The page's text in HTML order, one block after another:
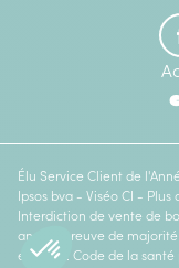
Élu Service Client de
Ipsos bva - Viséo CI - Plus
Interdiction de vente de
ans. La preuve de
en ligne. Code de la santé